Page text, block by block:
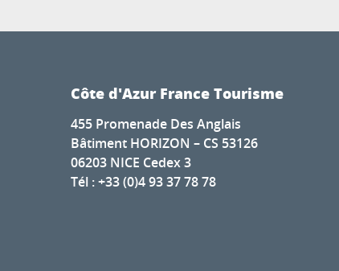
Côte d'Azur France Tourisme
455 Promenade Des Anglais
Bâtiment HORIZON – CS 53126
06203 NICE Cedex 3
Tél : +33 (0)4 93 37 78 78